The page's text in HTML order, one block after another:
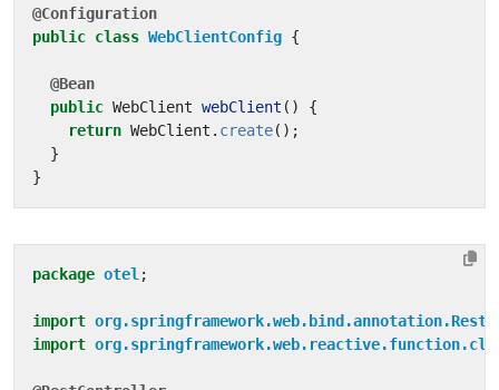
@Configuration
public class WebClientConfig {
@Bean
public WebClient webClient ()
{
return WebClient . create();
}
}
package otel ;
import
import